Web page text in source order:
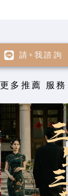
請+我諮詢
更多推薦 服務